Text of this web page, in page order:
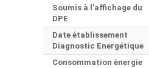
Soumis à l'affichage du
DPE
Date établissement
Diagnostic Energétique
Consommation énergie